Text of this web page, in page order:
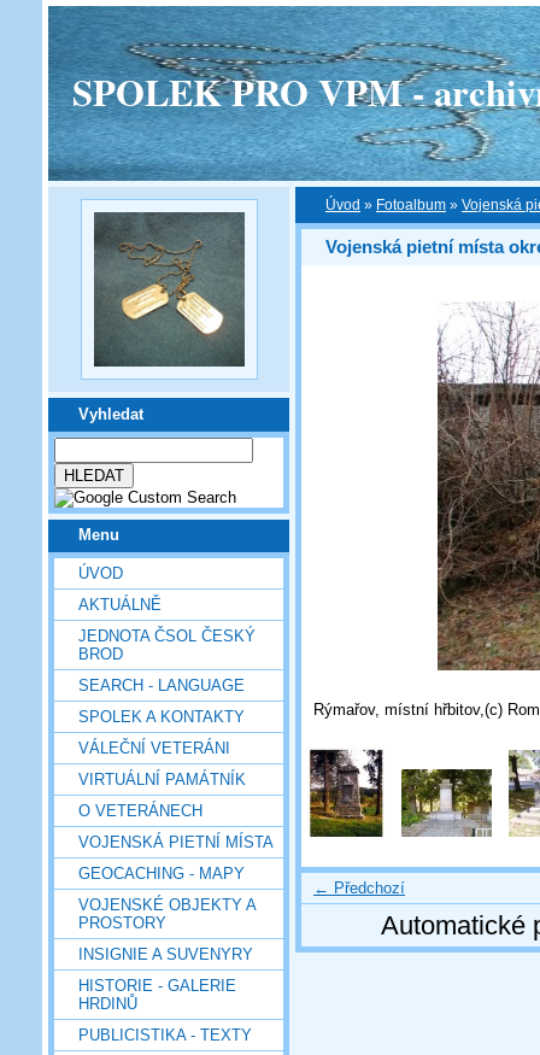
SPOLEK PRO VPM -
Vyhledat
Menu
ÚVOD
AKTUÁLNĚ
JEDNOTA ČSOL ČESKÝ
BROD
SEARCH - LANGUAGE
SPOLEK A KONTAKTY
VÁLEČNÍ VETERÁNI
VIRTUÁLNÍ PAMÁTNÍK
O VETERÁNECH
VOJENSKÁ PIETNÍ MÍSTA
GEOCACHING - MAPY
VOJENSKÉ OBJEKTY A
PROSTORY
INSIGNIE A SUVENYRY
HISTORIE - GALERIE
HRDINŮ
PUBLICISTIKA - TEXTY
Úvod » Fotoalbum » Vojenská
Vojenská pietní místa
Rýmařov, místní hřbitov,(c)
← Předchozí
Automatické